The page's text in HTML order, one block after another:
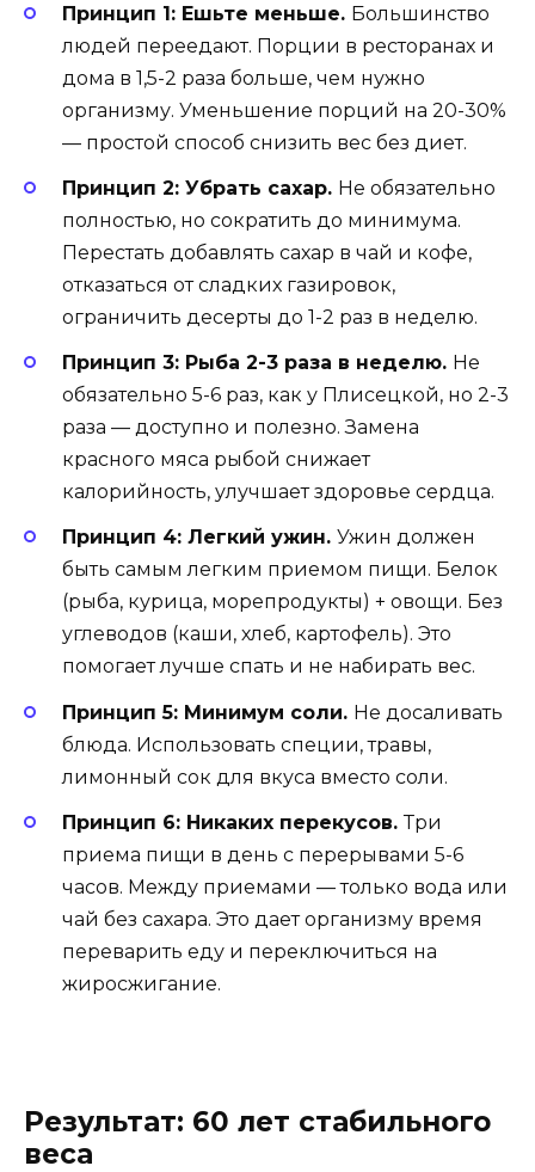
Принцип 1: Ешьте меньше. Большинство
людей переедают. Порции в ресторанах и
дома в 1,5-2 раза больше, чем нужно
организму. Уменьшение порций на 20-30%
— простой способ снизить вес без диет.
Принцип 2: Убрать сахар. Не обязательно
полностью, но сократить до минимума.
Перестать добавлять сахар в чай и кофе,
отказаться от сладких газировок,
ограничить десерты до 1-2 раз в неделю.
Принцип 3: Рыба 2-3 раза в неделю. Не
обязательно 5-6 раз, как у Плисецкой, но 2-3
раза — доступно и полезно. Замена
красного мяса рыбой снижает
калорийность, улучшает здоровье сердца.
Принцип 4: Легкий ужин. Ужин должен
быть самым легким приемом пищи. Белок
(рыба, курица, морепродукты) + овощи. Без
углеводов (каши, хлеб, картофель). Это
помогает лучше спать и не набирать вес.
Принцип 5: Минимум соли. Не досаливать
блюда. Использовать специи, травы,
лимонный сок для вкуса вместо соли.
Принцип 6: Никаких перекусов.Три
приема пищи в день с перерывами 5-6
часов. Между приемами — только вода или
чай без сахара. Это дает организму время
переварить еду и переключиться на
жиросжигание.
Результат: 60 лет стабильного
веса